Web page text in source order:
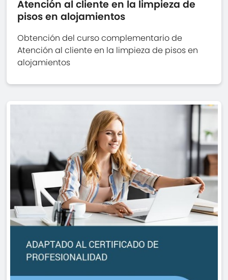
Atención al cliente en la limpieza de
pisos en alojamientos
Obtención del curso complementario de
Atención al cliente en la limpieza de pisos en
alojamientos